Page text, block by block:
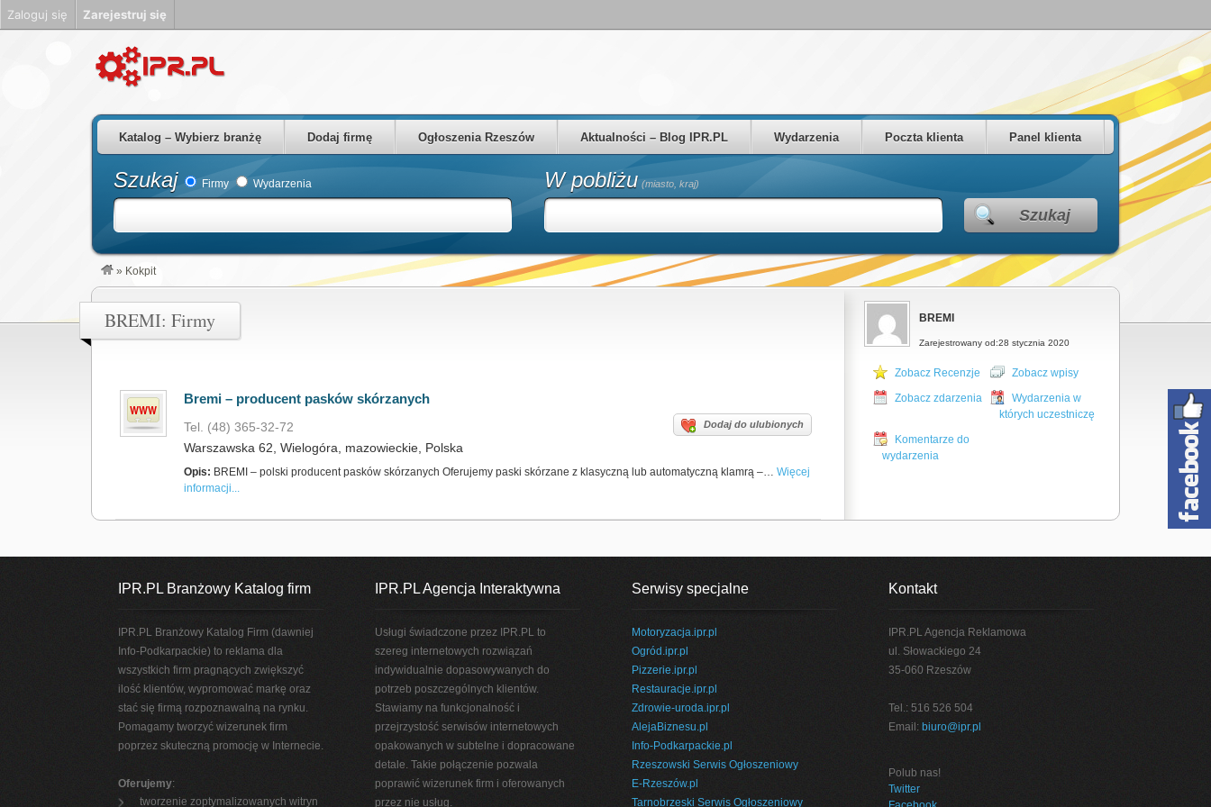
Katalog – Wybierz branżę Dodaj firmę Ogłoszenia Rzeszów Aktualności – Blog IPR.PL Wydarzenia Poczta klienta Panel klienta
Szukaj Firmy Wydarzenia W pobliżu (miasto, kraj)
Szukaj
» Kokpit
BREMI: Firmy
Bremi – producent pasków skórzanych
Dodaj do ulubionych
Tel. (48) 365-32-72
Warszawska 62, Wielogóra, mazowieckie, Polska
Opis: BREMI – polski producent pasków skórzanych Oferujemy paski skórzane z klasyczną lub automatyczną klamrą –… Więcej
informacji...
BREMI
Zarejestrowany od:28 stycznia 2020
Zobacz Recenzje
Zobacz wpisy
Zobacz zdarzenia
Wydarzenia w
których uczestniczę
Komentarze do
wydarzenia
IPR.PL Branżowy Katalog firm
IPR.PL Branżowy Katalog Firm (dawniej
Info-Podkarpackie) to reklama dla
wszystkich firm pragnących zwiększyć
ilość klientów, wypromować markę oraz
stać się firmą rozpoznawalną na rynku.
Pomagamy tworzyć wizerunek firm
poprzez skuteczną promocję w Internecie.
Oferujemy:
tworzenie zoptymalizowanych witryn
IPR.PL Agencja Interaktywna
Usługi świadczone przez IPR.PL to
szereg internetowych rozwiązań
indywidualnie dopasowywanych do
potrzeb poszczególnych klientów.
Stawiamy na funkcjonalność i
przejrzystość serwisów internetowych
opakowanych w subtelne i dopracowane
detale. Takie połączenie pozwala
poprawić wizerunek firm i oferowanych
przez nie usług.
Serwisy specjalne
Motoryzacja.ipr.pl
Ogród.ipr.pl
Pizzerie.ipr.pl
Restauracje.ipr.pl
Zdrowie-uroda.ipr.pl
AlejaBiznesu.pl
Info-Podkarpackie.pl
Rzeszowski Serwis Ogłoszeniowy
E-Rzeszów.pl
Tarnobrzeski Serwis Ogłoszeniowy
Kontakt
IPR.PL Agencja Reklamowa
ul. Słowackiego 24
35-060 Rzeszów
Tel.: 516 526 504
Email: biuro@ipr.pl
Polub nas!
Twitter
Zaloguj się Zarejestruj się